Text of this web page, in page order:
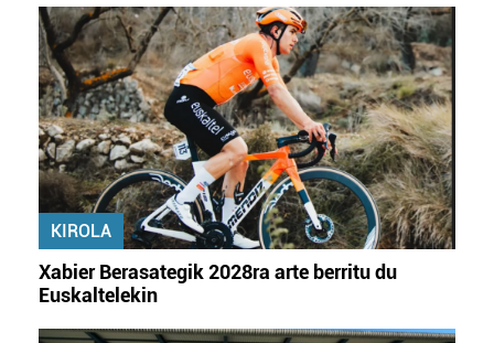
irakurri
KIROLA
Xabier Berasategik 2028ra arte berritu du
Euskaltelekin